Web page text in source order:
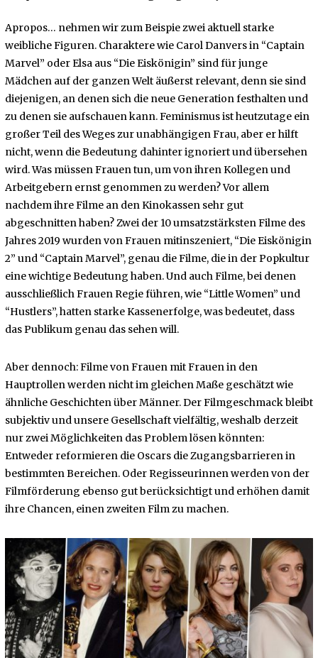
Apropos… nehmen wir zum Beispie zwei aktuell starke
weibliche Figuren. Charaktere wie Carol Danvers in “Captain
Marvel” oder Elsa aus “Die Eiskönigin” sind für junge
Mädchen auf der ganzen Welt äußerst relevant, denn sie sind
diejenigen, an denen sich die neue Generation festhalten und
zu denen sie aufschauen kann. Feminismus ist heutzutage ein
großer Teil des Weges zur unabhängigen Frau, aber er hilft
nicht, wenn die Bedeutung dahinter ignoriert und übersehen
wird. Was müssen Frauen tun, um von ihren Kollegen und
Arbeitgebern ernst genommen zu werden? Vor allem
nachdem ihre Filme an den Kinokassen sehr gut
abgeschnitten haben? Zwei der 10 umsatzstärksten Filme des
Jahres 2019 wurden von Frauen mitinszeniert, “Die Eiskönigin
2” und “Captain Marvel”, genau die Filme, die in der Popkultur
eine wichtige Bedeutung haben. Und auch Filme, bei denen
ausschließlich Frauen Regie führen, wie “Little Women” und
“Hustlers”, hatten starke Kassenerfolge, was bedeutet, dass
das Publikum genau das sehen will.
Aber dennoch: Filme von Frauen mit Frauen in den
Hauptrollen werden nicht im gleichen Maße geschätzt wie
ähnliche Geschichten über Männer. Der Filmgeschmack bleibt
subjektiv und unsere Gesellschaft vielfältig, weshalb derzeit
nur zwei Möglichkeiten das Problem lösen könnten:
Entweder reformieren die Oscars die Zugangsbarrieren in
bestimmten Bereichen. Oder Regisseurinnen werden von der
Filmförderung ebenso gut berücksichtigt und erhöhen damit
ihre Chancen, einen zweiten Film zu machen.